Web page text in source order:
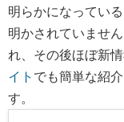
明らかになってい
明かされていませ
れ、その後ほぼ新
イト でも簡単な紹
す。